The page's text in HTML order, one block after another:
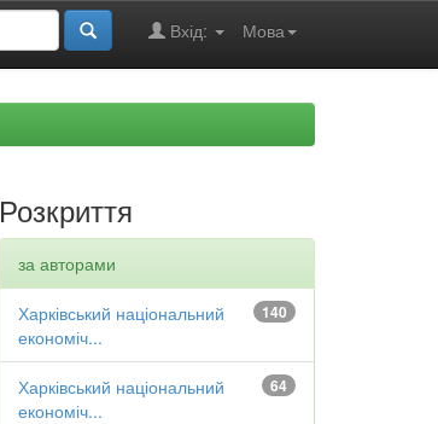
Мова
Вхід:
Розкриття
за авторами
140
Харківський національний
економіч...
64
Харківський національний
економіч...